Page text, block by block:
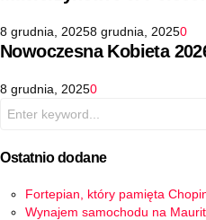
8 grudnia, 20258 grudnia, 20250
Nowoczesna Kobieta
8 grudnia, 20250
for:
Ostatnio dodane
Fortepian, który pamięta
Wynajem samochodu na